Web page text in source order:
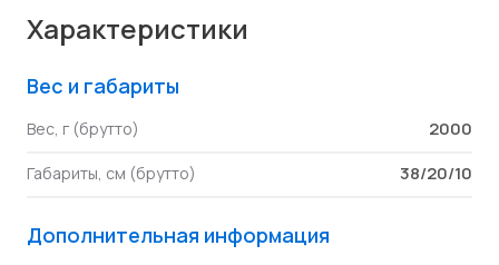
Характеристики
Вес и габариты
Вес, г (брутто) 2000
Габариты, см (брутто) 38/20/10
Дополнительная информация